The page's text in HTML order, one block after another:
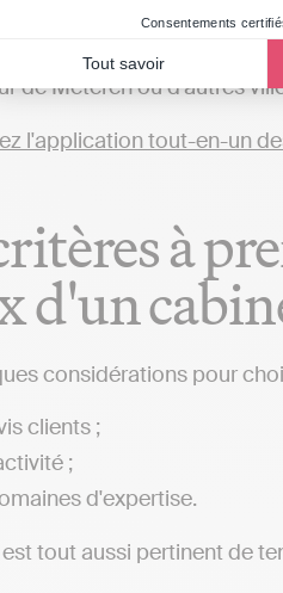
Consentements
Tout savoir
Il existe plusieurs
fiscales et de vous
de Méteren ou d'autres
à
d'un
considérations pour
clients ;
;
d'expertise.
est tout aussi pertinent de